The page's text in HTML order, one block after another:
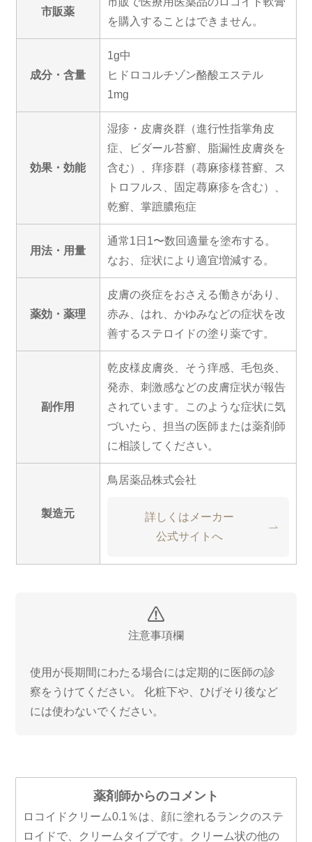
市販薬
を購入することはできません。
成分・含量
1g中
ヒドロコルチゾン酪酸エステル
1mg
効果・効能
湿疹・皮膚炎群（進行性指掌角皮
症、ビダール苔癬、脂漏性皮膚炎を
含む）、痒疹群（蕁麻疹様苔癬、ス
トロフルス、固定蕁麻疹を含む）、
乾癬、掌蹠膿疱症
用法・用量
通常1日1〜数回適量を塗布する。
なお、症状により適宜増減する。
薬効・薬理
皮膚の炎症をおさえる働きがあり、
赤み、はれ、かゆみなどの症状を改
善するステロイドの塗り薬です。
副作用
乾皮様皮膚炎、そう痒感、毛包炎、
発赤、刺激感などの皮膚症状が報告
されています。このような症状に気
づいたら、担当の医師または薬剤師
に相談してください。
製造元
鳥居薬品株式会社
詳しくはメーカー
公式サイトへ
注意事項欄
使用が長期間にわたる場合には定期的に医師の診
察をうけてください。 化粧下や、ひげそり後など
には使わないでください。
薬剤師からのコメント
ロコイドクリーム0.1％は、顔に塗れるランクのステ
ロイドで、クリームタイプです。クリーム状の他の